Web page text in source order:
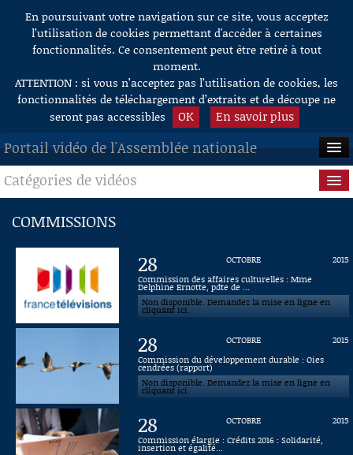
Aller au contenu
En poursuivant votre navigation sur ce site, vous acceptez
l’utilisation de cookies permettant d'accéder à certaines
fonctionnalités. Ce consentement peut être retiré à tout
moment.
ATTENTION : si vous n’acceptez pas l’utilisation de cookies, les
fonctionnalités de téléchargement d’extraits et de découpe ne
seront pas accessibles
OK En savoir plus
Portail vidéo de l'Assemblée nationale
ACCUEIL
EN DIRECT
À LA DEMANDE
RECHERCHE
AIDE À LA DÉCOUPE
DE VIDÉOS
Catégories de vidéos
Questions au Gouvernement
Commissions
Présidence
Évènements
Connaissance, Histoire
COMMISSIONS
28 OCTOBRE
2015
Commission des affaires culturelles : Mme
Delphine Ernotte, pdte de ...
Non disponible. Demandez la mise en ligne en
cliquant ici.
28 OCTOBRE
2015
Commission du développement durable : Oies
cendrées (rapport)
Non disponible. Demandez la mise en ligne en
cliquant ici.
28 OCTOBRE
2015
Commission élargie : Crédits 2016 : Solidarité,
insertion et égalité...